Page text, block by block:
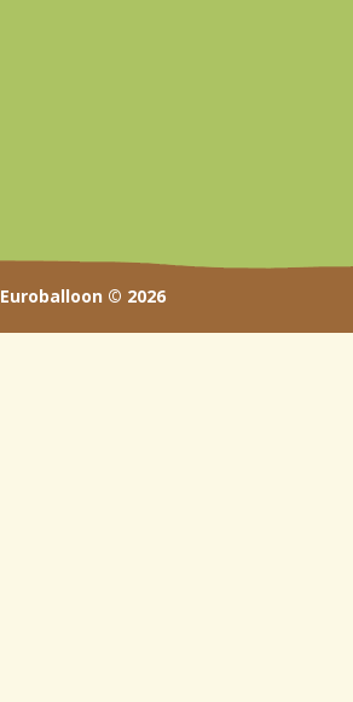
Euroballoon © 2026